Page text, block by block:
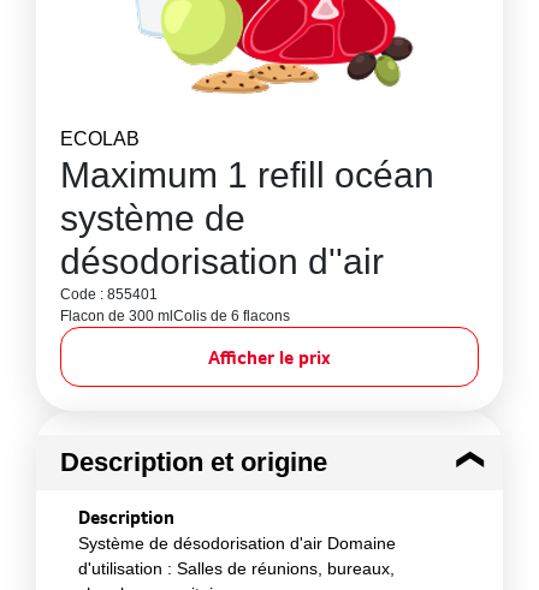
ECOLAB
Maximum 1 refill océan
système de
désodorisation d''air
Code : 855401
Flacon de 300 ml Colis de 6 flacons
Afficher le prix
Description et origine
Description
Système de désodorisation d'air Domaine
d'utilisation : Salles de réunions, bureaux,